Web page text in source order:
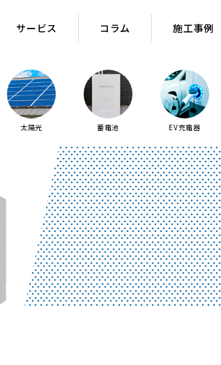
サービス コラム 施工事例
太陽光 蓄電池 EV充電器
サービス コラム 施工事例